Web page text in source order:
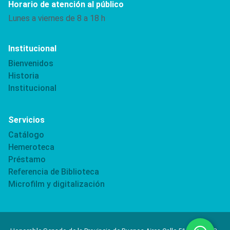
Horario de atención al público
Lunes a viernes de 8 a 18 h
Institucional
Bienvenidos
Historia
Institucional
Servicios
Catálogo
Hemeroteca
Préstamo
Referencia de Biblioteca
Microfilm y digitalización